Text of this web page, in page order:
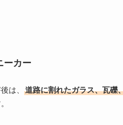
ーカー
は、 道路に割れたガラス、瓦礫